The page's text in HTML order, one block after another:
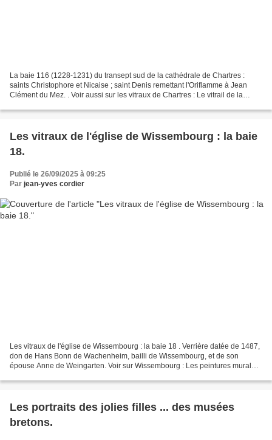
La baie 116 (1228-1231) du transept sud de la cathédrale de Chartres :
saints Christophore et Nicaise ; saint Denis remettant l'Oriflamme à Jean
Clément du Mez. . Voir aussi sur les vitraux de Chartres : Le vitrail de la
Les vitraux de l'église de Wissembourg : la baie
18.
Publié le 26/09/2025 à 09:25
Par jean-yves cordier
Les vitraux de l'église de Wissembourg : la baie 18 . Verrière datée de 1487,
don de Hans Bonn de Wachenheim, bailli de Wissembourg, et de son
épouse Anne de Weingarten. Voir sur Wissembourg : Les peintures murales
Les portraits des jolies filles ... des musées
bretons.